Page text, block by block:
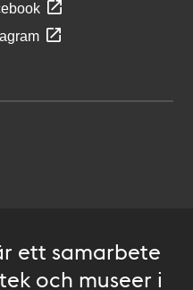
ett samarbete
och museer i